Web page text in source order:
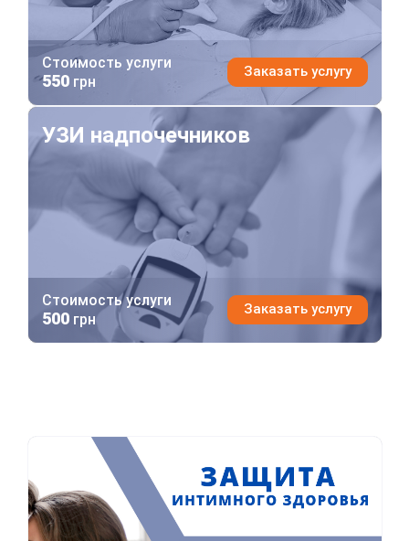
Стоимость услуги
550грн
Заказать услугу
УЗИ надпочечников
УЗИ надпочечников
Стоимость услуги
500грн
Заказать услугу
Защита интимного здоровья